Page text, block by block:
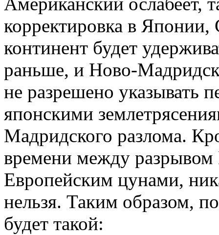
корректировка в
континент будет
раньше, и Ново-
не разрешено указывать
японскими
Мадридского разлома.
времени между
Европейским цунами,
нельзя. Таким образом,
будет такой: